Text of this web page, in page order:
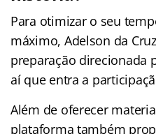
Para otimizar o seu
máximo, Adelson da
preparação direcionada
aí que entra a
Além de oferecer
plataforma também